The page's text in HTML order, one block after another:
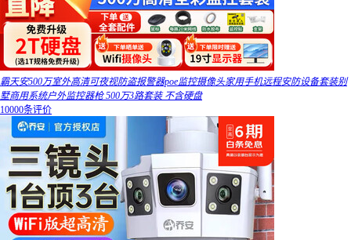
霸天安500万室外高清可夜视防盗报警器poe监控摄像头家用手机远程安防设备套装别
墅商用系统户外监控器枪 500万3路套装 不含硬盘
10000条评价